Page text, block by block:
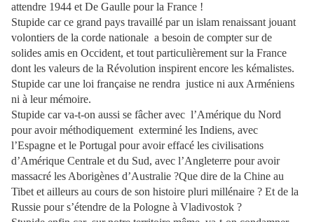
attendre 1944 et De Gaulle pour la France !
Stupide car ce grand pays travaillé par un islam renaissant jouant
volontiers de la corde nationale a besoin de compter sur de
solides amis en Occident, et tout particulièrement sur la France
dont les valeurs de la Révolution inspirent encore les kémalistes.
Stupide car une loi française ne rendra justice ni aux Arméniens
ni à leur mémoire.
Stupide car va-t-on aussi se fâcher avec l’Amérique du Nord
pour avoir méthodiquement exterminé les Indiens, avec
l’Espagne et le Portugal pour avoir effacé les civilisations
d’Amérique Centrale et du Sud, avec l’Angleterre pour avoir
massacré les Aborigènes d’Australie ?Que dire de la Chine au
Tibet et ailleurs au cours de son histoire pluri millénaire ? Et de la
Russie pour s’étendre de la Pologne à Vladivostok ?